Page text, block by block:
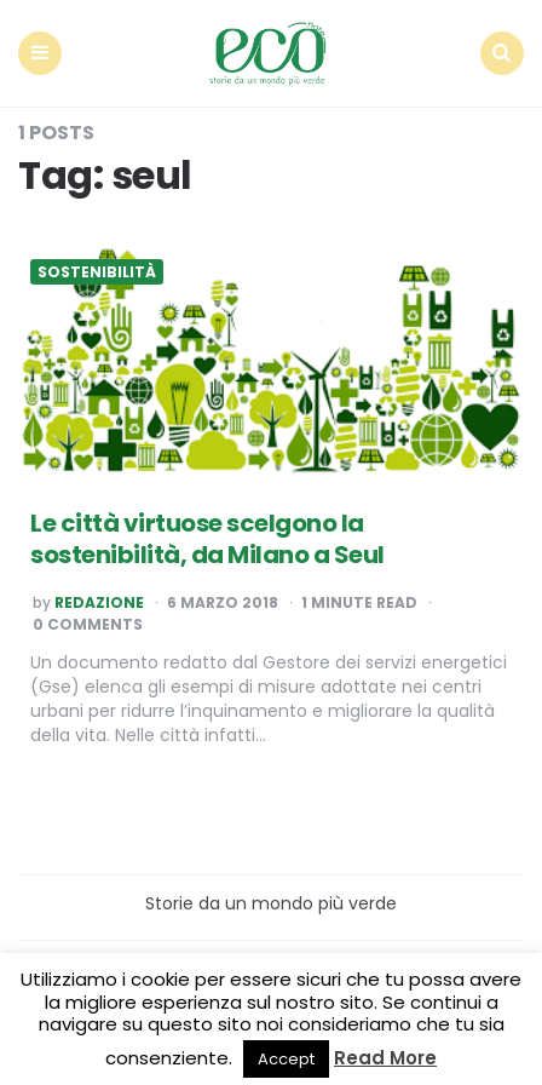
1 POSTS
Tag:seul
SOSTENIBILITÀ
Le città virtuose scelgono la
sostenibilità, da Milano a Seul
POSTED
BY
by REDAZIONE 6 MARZO 2018 1 MINUTE READ
0 COMMENTS
Un documento redatto dal Gestore dei servizi energetici
(Gse) elenca gli esempi di misure adottate nei centri
urbani per ridurre l’inquinamento e migliorare la qualità
della vita. Nelle città infatti…
Storie da un mondo più verde
Home
Turismo sostenibile
Laboratori/Visite per le scuole
Green content per aziende Media Partner
Utilizziamo i cookie per essere sicuri che tu possa avere
la migliore esperienza sul nostro sito. Se continui a
navigare su questo sito noi consideriamo che tu sia
consenziente.
Accept Read More